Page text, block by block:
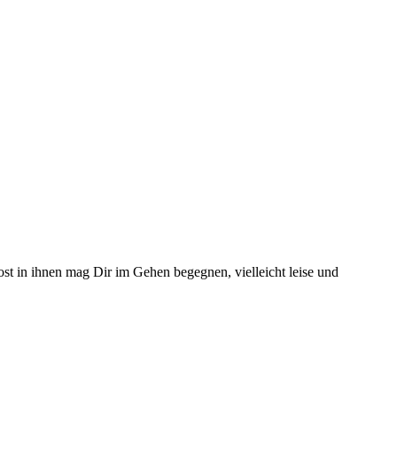
in ihnen mag Dir im Gehen begegnen, vielleicht leise und